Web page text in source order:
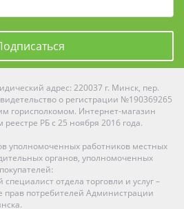
адрес: 220037 г. Минск, пер.
о регистрации №190369265
горисполкомом. Интернет-магазин
РБ с 25 ноября 2016 года.
уполномоченных работников местных
органов, уполномоченных
отдела торговли и услуг –
потребителей Администрации